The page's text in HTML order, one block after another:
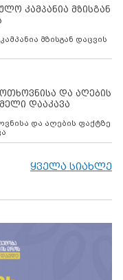
კამპანია მზისგან
მზისგან დაცვის
და აღების
დააკავა
ყველა სიახლე